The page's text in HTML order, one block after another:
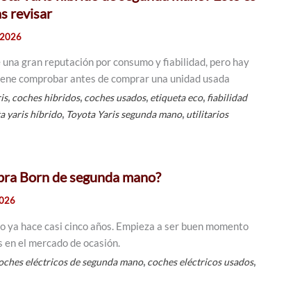
revisar
gran reputación por consumo y fiabilidad, pero hay
comprobar antes de comprar una unidad usada
, coches hibridos, coches usados, etiqueta eco, fiabilidad
yaris híbrido, Toyota Yaris segunda mano, utilitarios
Born de segunda mano?
ya hace casi cinco años. Empieza a ser buen momento
el mercado de ocasión.
eléctricos de segunda mano, coches eléctricos usados,